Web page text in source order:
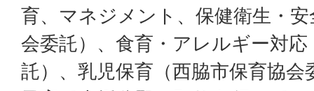
育、マネジメント、保健衛生・
会委託）、食育・アレルギー対
託）、乳児保育（西脇市保育協会